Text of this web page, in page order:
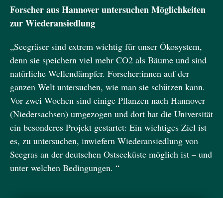
Forscher aus Hannover untersuchen Möglichkeiten
zur Wiederansiedlung
„Seegräser sind extrem wichtig für unser Ökosystem,
denn sie speichern viel mehr CO2 als Bäume und sind
natürliche Wellendämpfer. Forscher:innen auf der
ganzen Welt untersuchen, wie man sie schützen kann.
Vor zwei Wochen sind einige Pflanzen nach Hannover
(Niedersachsen) umgezogen und dort hat die Universität
ein besonderes Projekt gestartet: Ein wichtiges Ziel ist
es, zu untersuchen, inwiefern Wiederansiedlung von
Seegras an der deutschen Ostseeküste möglich ist – und
unter welchen Bedingungen. “